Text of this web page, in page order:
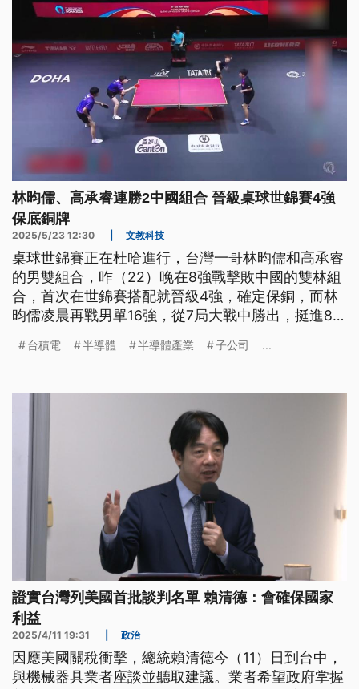
林昀儒、高承睿連勝2中國組合 晉級桌球世錦賽4強
保底銅牌
2025/5/23 12:30 文教科技
桌球世錦賽正在杜哈進行，台灣一哥林昀儒和高承睿
的男雙組合，昨（22）晚在8強戰擊敗中國的雙林組
合，首次在世錦賽搭配就晉級4強，確定保銅，而林
昀儒凌晨再戰男單16強，從7局大戰中勝出，挺進8
台積電 半導體 半導體產業 子公司 ...
證實台灣列美國首批談判名單 賴清德：會確保國家
利益
2025/4/11 19:31 政治
因應美國關稅衝擊，總統賴清德今（11）日到台中，
與機械器具業者座談並聽取建議。業者希望政府掌握